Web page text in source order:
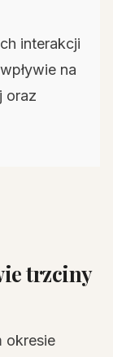
interakcji
na
oraz
trzciny
okresie